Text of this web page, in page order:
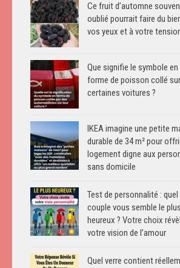
Ce fruit d’automne
oublié pourrait faire du
vos yeux et à votre
Que signifie le symbole en
forme de poisson collé sur
certaines voitures ?
IKEA imagine une petite
durable de 34 m² pour
logement digne aux
sans domicile
Test de personnalité : quel
couple vous semble le plus
heureux ? Votre choix
votre vision de l’amour
Quel verre contient